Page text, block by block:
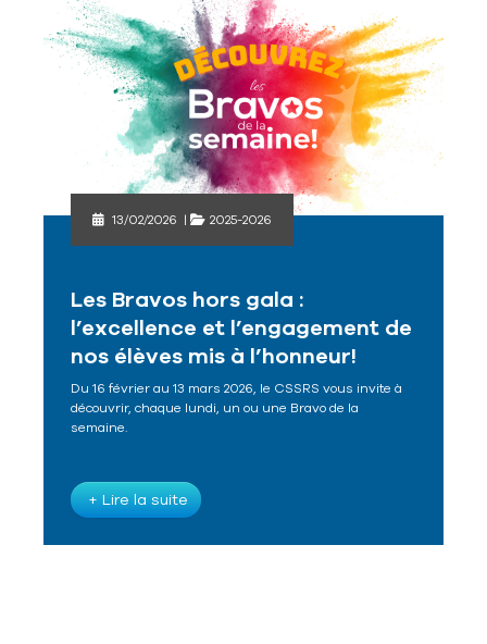
13/02/2026 | 2025-2026
Les Bravos hors gala :
l’excellence et l’engagement de
nos élèves mis à l’honneur!
Du 16 février au 13 mars 2026, le CSSRS vous invite à
découvrir, chaque lundi, un ou une Bravo de la
semaine.
+ Lire la suite